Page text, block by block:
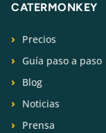
CATERMONKEY
Precios
Guía paso a paso
Blog
Noticias
Prensa